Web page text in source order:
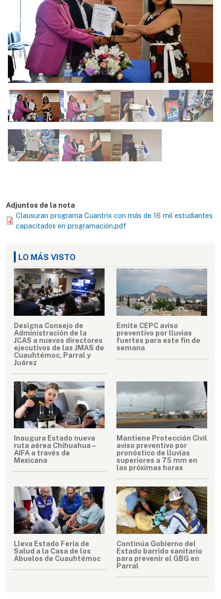
Adjuntos de la nota
Clausuran programa Cuantrix con más de 16 mil estudiantes
capacitados en programación.pdf
LO MÁS VISTO
Designa Consejo de
Administración de la
JCAS a nuevos directores
ejecutivos de las JMAS de
Cuauhtémoc, Parral y
Juárez
Emite CEPC aviso
preventivo por lluvias
fuertes para este fin de
semana
Inaugura Estado nueva
ruta aérea Chihuahua –
AIFA a través de
Mexicana
Mantiene Protección Civil
aviso preventivo por
pronóstico de lluvias
superiores a 75 mm en
las próximas horas
Lleva Estado Feria de
Salud a la Casa de los
Abuelos de Cuauhtémoc
Continúa Gobierno del
Estado barrido sanitario
para prevenir el GBG en
Parral